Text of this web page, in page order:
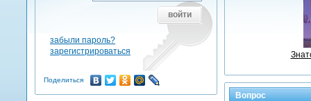
Вопрос
войти
забыли пароль?
зарегистрироваться
Поделиться